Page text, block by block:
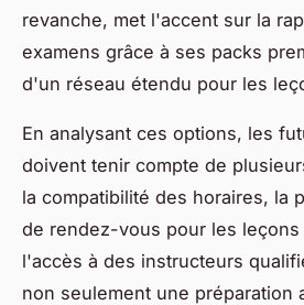
revanche, met l'accent sur la
examens grâce à ses packs
d'un réseau étendu pour les
En analysant ces options, les
doivent tenir compte de
la compatibilité des horaires, la
de rendez-vous pour les
l'accès à des instructeurs
non seulement une préparation